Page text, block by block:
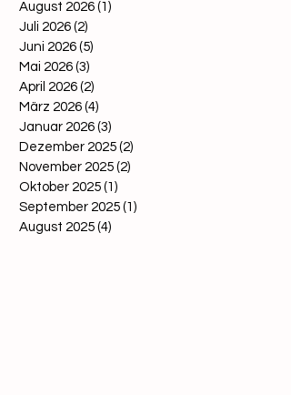
August 2026 (1)
Juli 2026 (2)
Juni 2026 (5)
Mai 2026 (3)
April 2026 (2)
März 2026 (4)
Januar 2026 (3)
Dezember 2025 (2)
November 2025 (2)
Oktober 2025 (1)
September 2025 (1)
August 2025 (4)